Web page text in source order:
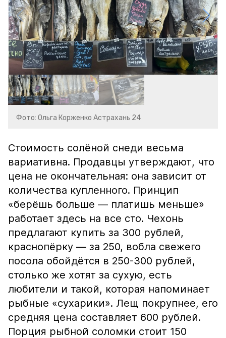
Фото: Ольга Корженко Астрахань 24
Стоимость солёной снеди весьма
вариативна. Продавцы утверждают, что
цена не окончательная: она зависит от
количества купленного. Принцип
«берёшь больше — платишь меньше»
работает здесь на все сто. Чехонь
предлагают купить за 300 рублей,
краснопёрку — за 250, вобла свежего
посола обойдётся в 250-300 рублей,
столько же хотят за сухую, есть
любители и такой, которая напоминает
рыбные «сухарики». Лещ покрупнее, его
средняя цена составляет 600 рублей.
Порция рыбной соломки стоит 150